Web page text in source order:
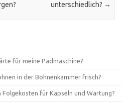
unterschiedlich? →
für meine Padmaschine?
in der Bohnenkammer frisch?
Folgekosten für Kapseln und Wartung?